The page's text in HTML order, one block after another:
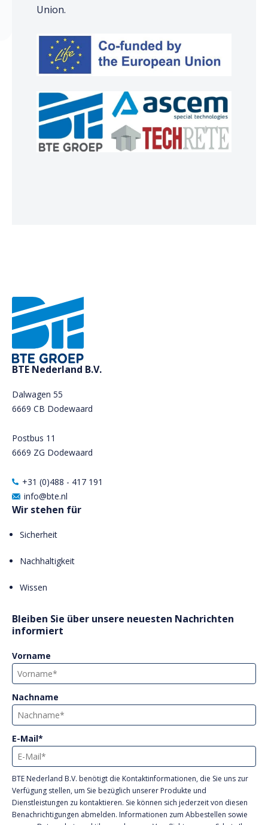
Union.
BTE Nederland B.V.
Dalwagen 55
6669 CB Dodewaard
Postbus 11
6669 ZG Dodewaard
+31 (0)488 - 417 191
info@bte.nl
Wir stehen für
Sicherheit
Nachhaltigkeit
Wissen
Bleiben Sie über unsere neuesten Nachrichten
informiert
Vorname
Nachname
E-Mail*
BTE Nederland B.V. benötigt die Kontaktinformationen, die Sie uns zur
Verfügung stellen, um Sie bezüglich unserer Produkte und
Dienstleistungen zu kontaktieren. Sie können sich jederzeit von diesen
Benachrichtigungen abmelden. Informationen zum Abbestellen sowie